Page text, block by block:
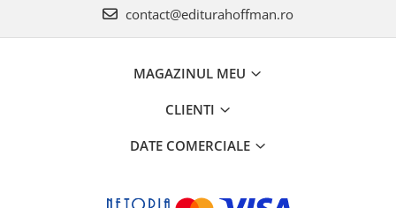
contact@editurahoffman.ro
MAGAZINUL MEU
CLIENTI
DATE COMERCIALE